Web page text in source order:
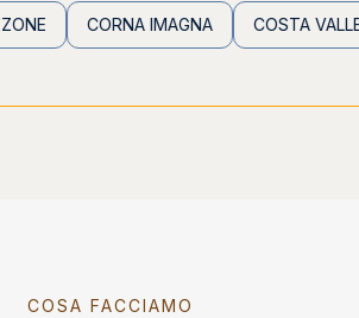
CORNA IMAGNA COSTA VALLE IMAGNA
COSA FACCIAMO